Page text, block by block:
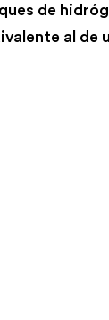
de
al de